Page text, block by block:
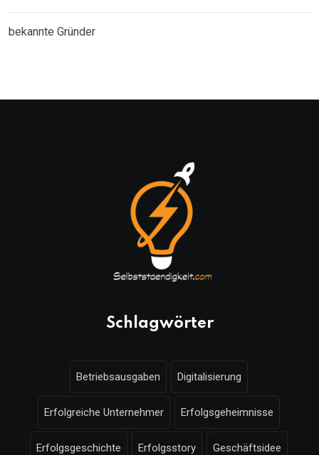
bekannte Gründer
Schlagwörter
Betriebsausgaben Digitalisierung
Erfolgreiche Unternehmer Erfolgsgeheimnisse
Erfolgsgeschichte Erfolgsstory Geschäftsidee